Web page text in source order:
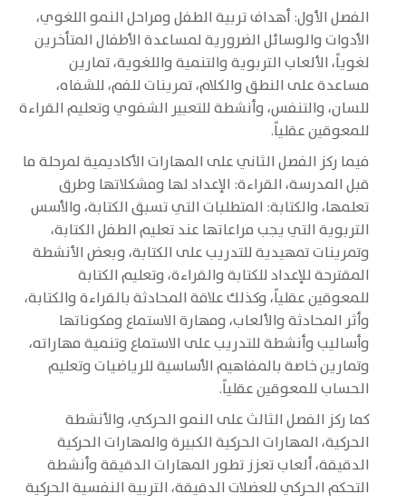
الفصل الأول: أهداف تربية الطفل ومراحل النمو اللغوي،
الأدوات والوسائل الضرورية لمساعدة الأطفال المتأخرين
لغوياً، الألعاب التربوية والتنمية واللغوية، تمارين
مساعدة على النطق والكلام، تمرينات للفم، للشفاه،
للسان، والتنفس، وأنشطة للتعبير الشفوي وتعليم القراءة
للمعوقين عقلياً.
فيما ركز الفصل الثاني على المهارات الأكاديمية لمرحلة ما
قبل المدرسة، القراءة: الإعداد لها ومشكلاتها وطرق
تعلمها، والكتابة: المتطلبات التي تسبق الكتابة، والأسس
التربوية التي يجب مراعاتها عند تعليم الطفل الكتابة،
وتمرينات تمهيدية للتدريب على الكتابة، وبعض الأنشطة
المقترحة للإعداد للكتابة والقراءة، وتعليم الكتابة
للمعوقين عقلياً، وكذلك علاقة المحادثة بالقراءة والكتابة،
وأثر المحادثة والألعاب، ومهارة الاستماع ومكوناتها
وأساليب وأنشطة للتدريب على الاستماع وتنمية مهاراته،
وتمارين خاصة بالمفاهيم الأساسية للرياضيات وتعليم
الحساب للمعوقين عقلياً.
كما ركز الفصل الثالث على النمو الحركي، والأنشطة
الحركية، المهارات الحركية الكبيرة والمهارات الحركية
الدقيقة، ألعاب تعزز تطور المهارات الدقيقة وأنشطة
التحكم الحركي للعضلات الدقيقة، التربية النفسية الحركية